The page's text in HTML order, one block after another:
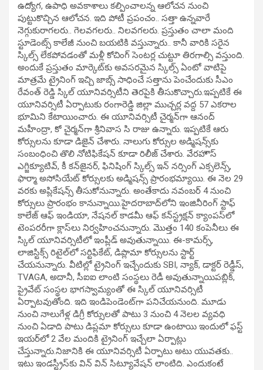
ఉద్యోగ, ఉపాధి అవకాశాలు కల్పించాలన్న ఆలోచన నుంచి
పుట్టుకొచ్చిన ఆలోచన. ఇది పోటీ ప్రపంచం.. సత్తా ఉన్నవారే
నెగ్గుకురాగలరు.. గెలవగలరు.. నిలవగలరు. ప్రస్తుతం చాలా మంది
స్టూడెంట్స్‌ కాలేజీ నుంచి బయటికి వస్తున్నారు.. కానీ వారికి సరైన
స్కిల్స్‌ లేకపోవడంతో మళ్లీ కోచింగ్‌ సెంటర్ల చుట్టూ తిరగాల్సి వస్తుంది.
అందుకే ప్రస్తుతం మార్కెట్‌కు అవసరమైన స్కిల్స్‌ ఏంటో వాటిపై
మాత్రమే ట్రైనింగ్ ఇచ్చి జాబ్స్‌ సాధించే సత్తాను పెంచేందుకు సీఎం
రేవంత్ రెడ్డి స్కిల్ యూనివర్సిటీని తెరపైకి తీసుకొచ్చారు.ఇప్పటికే ఈ
యూనివర్సిటీ ఏర్పాటుకు రంగారెడ్డి జిల్లా ముచ్చర్ల వద్ద 57 ఎకరాల
భూమిని కేటాయించారు. ఈ యూనివర్సిటీ చైర్మన్‌గా ఆనంద్
మహీంద్రా, కో చైర్మన్‌గా శ్రీనివాస సి రాజు ఉన్నారు. ఇప్పటికే ఆరు
కోర్సులను కూడా డిజైన్ చేశారు. నాలుగు కోర్సుల అడ్మిషన్స్‌కు
సంబంధించి తొలి నోటిఫికేషన్‌ కూడా రిలీజ్ చేశారు. వేరహౌస్
ఎగ్జిక్యూటివ్, కీ కన్‌జైనర్, ఫినిషింగ్ స్కిల్స్ ఇన్ నర్సింగ్ ఎక్సలెన్స్,
ఫార్మా అసోసియేట్‌ కోర్సులకు అడ్మిషన్స్ ప్రారంభమ్యాయి. ఈ నెల 29
వరకు అప్లికేషన్స్‌ తీసుకోనున్నారు. అంతేకాదు నవంబర్ 4 నుంచి
కోర్సులు ప్రారంభం కానున్నాయి.హైదరాబాద్‌లోని ఇంజినీరింగ్ స్టాఫ్‌
కాలేజ్‌ ఆఫ్‌ ఇండియా, నేషనల్ కాడమీ ఆఫ్‌ కన్‌స్ట్రక్షన్‌ క్యాంపస్‌లో
టెంపరరీగా క్లాస్‌లు నిర్వహించనున్నారు. మొత్తం 140 కంపెనీలు ఈ
స్కిల్ యూనివర్సిటీలో ఇంప్లీడ్ అవుతున్నాయి. ఈ-కామర్స్,
లాజిస్టిక్స్ రిటైల్‌లో సర్టిఫికేట్, డిప్లొమా కోర్సులను స్టార్ట్
చేయనున్నారు. వీటిల్లో ట్రైనింగ్ ఇచ్చేందుకు SBI, న్యాక్, డాక్టర్ రెడ్డీస్,
TVAGA, అదానీ, సీఐఐ లాంటి సంస్థలు రెడీ అవుతున్నాయిపబ్లిక్,
ప్రైవేట్ సంస్థల భాగస్వామ్యంతో ఈ స్కిల్‌ యూనివర్సిటీ
ఏర్పాటవుతోంది. ఇది ఇండిపెండెంట్‌గా పనిచేయనుంది. మూడు
నుంచి నాలుగేళ్ల డిగ్రీ కోర్సులతో పాటు 3 నుంచి 4 నెలల వ్యవధి
నుంచి ఏడాది పాటు డిప్లమా కోర్సులు కూడా ఉంటాయి ఇందులో ఫస్ట్‌
ఇయర్‌లో 2 వేల మందికి ట్రైనింగ్‌ ఇచ్చేలా ఏర్పాట్లు
చేస్తున్నారు.నిజానికి ఈ యూనివర్సిటీ ఏర్పాటు అటు యువతకు..
ఇటు ఇండస్ట్రీస్‌కు విన్‌ విన్ సిట్యూవేషన్‌ లాంటిది. ఎందుకంటే